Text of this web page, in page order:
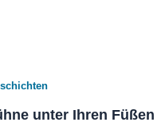
unter Ihren Füßen